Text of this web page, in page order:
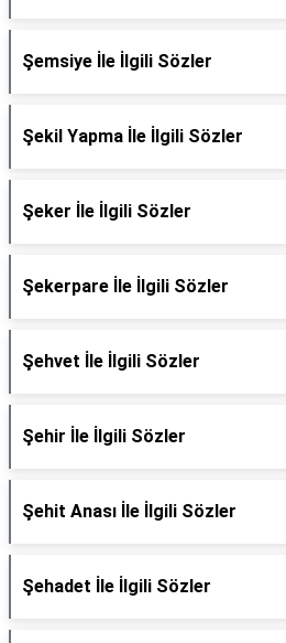
Şemsiye İle İlgili Sözler
Şekil Yapma İle İlgili Sözler
Şeker İle İlgili Sözler
Şekerpare İle İlgili Sözler
Şehvet İle İlgili Sözler
Şehir İle İlgili Sözler
Şehit Anası İle İlgili Sözler
Şehadet İle İlgili Sözler